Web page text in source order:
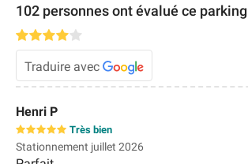
102 personnes ont évalué ce parking
Traduire avec
Henri P
Très bien
Stationnement juillet 2026